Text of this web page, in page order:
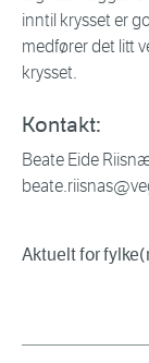
inntil krysset er
medfører det litt
krysset.
Kontakt:
Beate Eide
Aktuelt for